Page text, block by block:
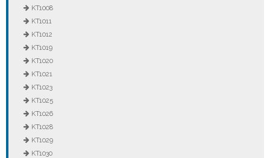
KT1008
KT1011
KT1012
KT1019
KT1020
KT1021
KT1023
KT1025
KT1026
KT1028
KT1029
KT1030